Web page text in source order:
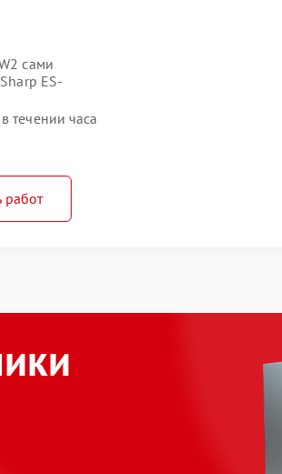
сами
ES-
течении часа
работ